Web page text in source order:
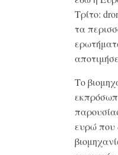
Τρίτο:
τα
Το
ευρώ που